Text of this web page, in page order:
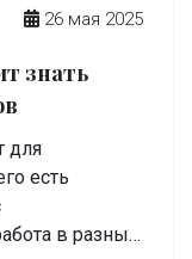
26 мая 2025
знать
для
есть
в разных